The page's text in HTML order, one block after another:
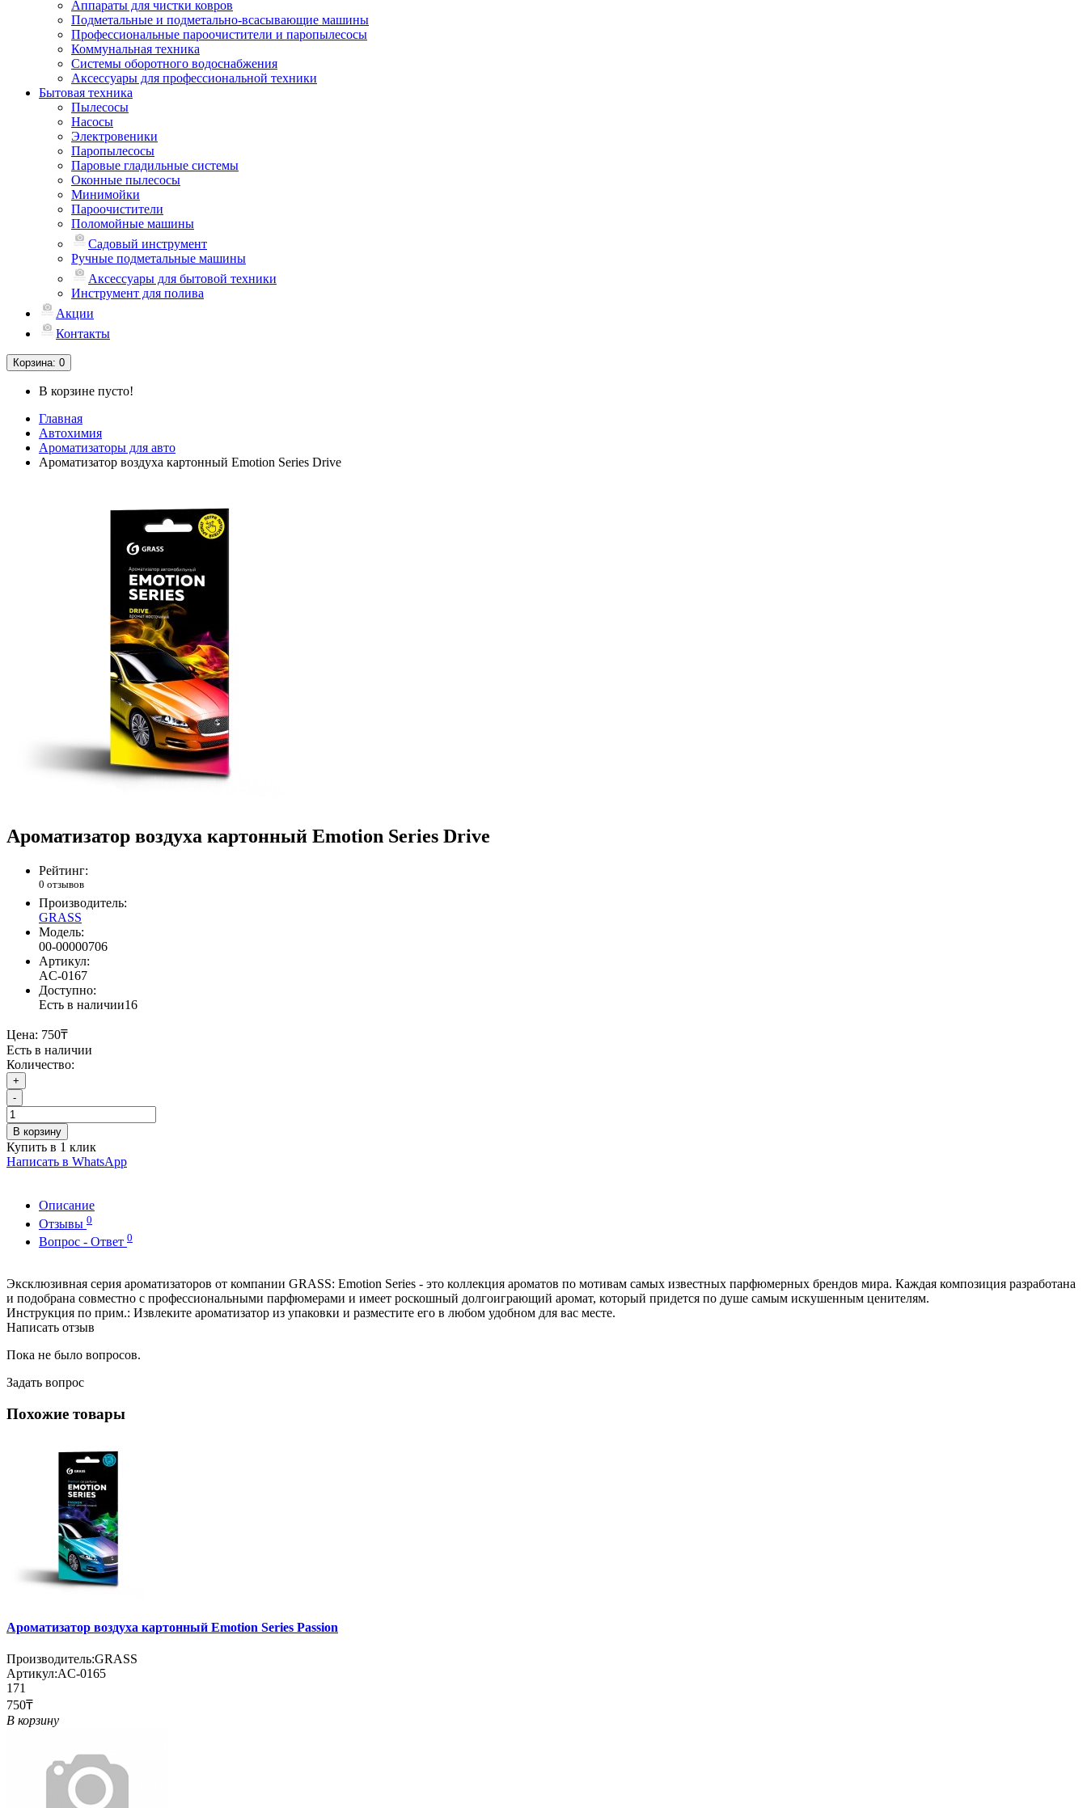
Аппараты для чистки ковров
Подметальные и подметально-всасывающие машины
Профессиональные пароочистители и паропылесосы
Коммунальная техника
Системы оборотного водоснабжения
Аксессуары для профессиональной техники
Бытовая техника
Пылесосы
Насосы
Электровеники
Паропылесосы
Паровые гладильные системы
Оконные пылесосы
Минимойки
Пароочистители
Поломойные машины
Садовый инструмент
Ручные подметальные машины
Аксессуары для бытовой техники
Инструмент для полива
Акции
Контакты
Корзина: 0
В корзине пусто!
Главная
Автохимия
Ароматизаторы для авто
Ароматизатор воздуха картонный Emotion Series Drive
Ароматизатор воздуха картонный Emotion Series Drive
Рейтинг:
0 отзывов
Производитель:
GRASS
Модель:
00-00000706
Артикул:
AC-0167
Доступно:
Есть в наличии16
Цена: 750₸
Есть в наличии
Количество:
+
-
В корзину
Купить в 1 клик
Написать в WhatsApp
Описание
Отзывы 0
Вопрос - Ответ 0
Эксклюзивная серия ароматизаторов от компании GRASS: Emotion Series - это коллекция ароматов по мотивам самых известных парфюмерных брендов мира. Каждая композиция разработана
и подобрана совместно с профессиональными парфюмерами и имеет роскошный долгоиграющий аромат, который придется по душе самым искушенным ценителям.
Инструкция по прим.: Извлеките ароматизатор из упаковки и разместите его в любом удобном для вас месте.
Написать отзыв
Пока не было вопросов.
Задать вопрос
Похожие товары
Ароматизатор воздуха картонный Emotion Series Passion
Производитель:GRASS
Артикул:AC-0165
171
750₸
В корзину